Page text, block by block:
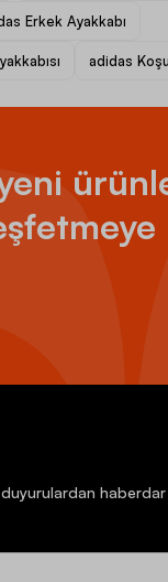
Erkek Ayakkabı
adidas Koşu